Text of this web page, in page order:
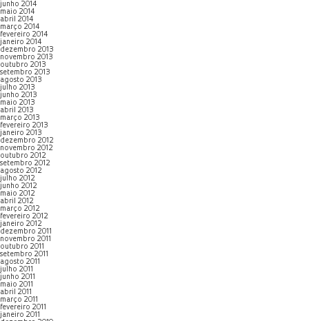
junho 2014
maio 2014
abril 2014
março 2014
fevereiro 2014
janeiro 2014
dezembro 2013
novembro 2013
outubro 2013
setembro 2013
agosto 2013
julho 2013
junho 2013
maio 2013
abril 2013
março 2013
fevereiro 2013
janeiro 2013
dezembro 2012
novembro 2012
outubro 2012
setembro 2012
agosto 2012
julho 2012
junho 2012
maio 2012
abril 2012
março 2012
fevereiro 2012
janeiro 2012
dezembro 2011
novembro 2011
outubro 2011
setembro 2011
agosto 2011
julho 2011
junho 2011
maio 2011
abril 2011
março 2011
fevereiro 2011
janeiro 2011